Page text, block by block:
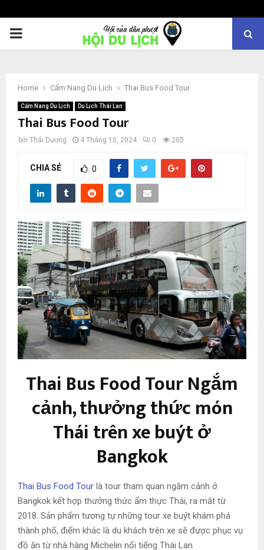
PRIMARY
Home Cẩm Nang Du Lịch Thai Bus Food Tour
Cẩm Nang Du Lịch Du Lịch Thái Lan
Thai Bus Food Tour
bởi Thái Dương 4 Tháng 10, 2024 0 205
CHIA SẺ 0
Thai Bus Food Tour Ngắm
cảnh, thưởng thức món
Thái trên xe buýt ở
Bangkok
Thai Bus Food Tour là tour tham quan ngắm cảnh ở
Bangkok kết hợp thưởng thức ẩm thực Thái, ra mắt từ
2018. Sản phẩm tương tự những tour xe buýt khám phá
thành phố, điểm khác là du khách trên xe sẽ được phục vụ
đồ ăn từ nhà hàng Michelin nổi tiếng Thái Lan.